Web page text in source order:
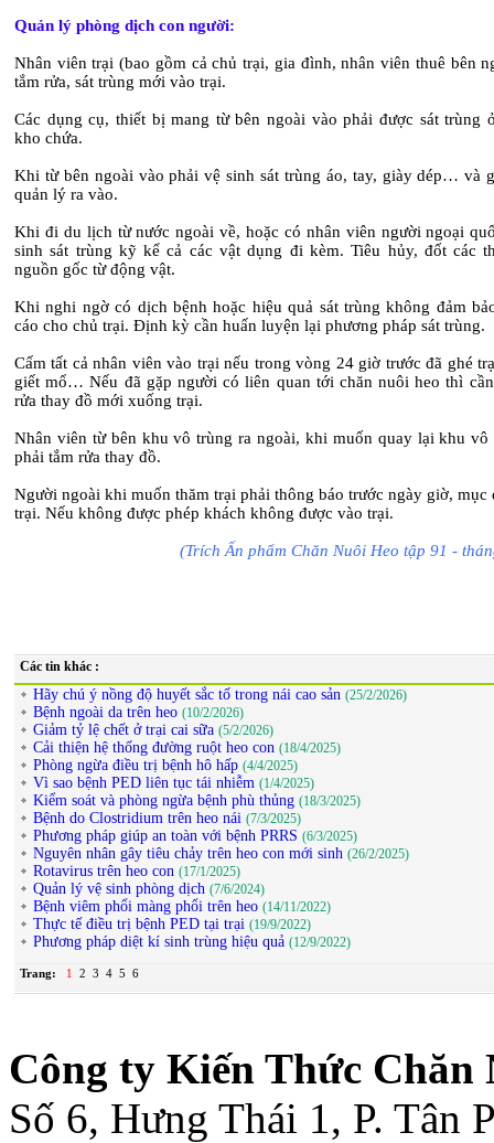
Quản lý phòng dịch con người:
Nhân viên trại (bao gồm cả chủ trại, gia đình, nhân viên thuê bên
tắm rửa, sát trùng mới vào trại.
Các dụng cụ, thiết bị mang từ bên ngoài vào phải được sát trùng
kho chứa.
Khi từ bên ngoài vào phải vệ sinh sát trùng áo, tay, giày dép… và
quản lý ra vào.
Khi đi du lịch từ nước ngoài về, hoặc có nhân viên người ngoại
sinh sát trùng kỹ kể cả các vật dụng đi kèm. Tiêu hủy, đốt các
nguồn gốc từ động vật.
Khi nghi ngờ có dịch bệnh hoặc hiệu quả sát trùng không đảm
cáo cho chủ trại. Định kỳ cần huấn luyện lại phương pháp sát trùng.
Cấm tất cả nhân viên vào trại nếu trong vòng 24 giờ trước đã ghé
giết mổ… Nếu đã gặp người có liên quan tới chăn nuôi heo thì
rửa thay đồ mới xuống trại.
Nhân viên từ bên khu vô trùng ra ngoài, khi muốn quay lại khu vô
phải tắm rửa thay đồ.
Người ngoài khi muốn thăm trại phải thông báo trước ngày giờ, mục
trại. Nếu không được phép khách không được vào trại.
(Trích Ấn phẩm Chăn Nuôi Heo tập 91 -
Các tin khác :
Hãy chú ý nồng độ huyết sắc tố trong nái cao sản (25/2/2026)
Bệnh ngoài da trên heo (10/2/2026)
Giảm tỷ lệ chết ở trại cai sữa (5/2/2026)
Cải thiện hệ thống đường ruột heo con (18/4/2025)
Phòng ngừa điều trị bệnh hô hấp (4/4/2025)
Vì sao bệnh PED liên tục tái nhiễm (1/4/2025)
Kiểm soát và phòng ngừa bệnh phù thủng (18/3/2025)
Bệnh do Clostridium trên heo nái (7/3/2025)
Phương pháp giúp an toàn với bệnh PRRS (6/3/2025)
Nguyên nhân gây tiêu chảy trên heo con mới sinh (26/2/2025)
Rotavirus trên heo con (17/1/2025)
Quản lý vệ sinh phòng dịch (7/6/2024)
Bệnh viêm phổi màng phổi trên heo (14/11/2022)
Thực tế điều trị bệnh PED tại trại (19/9/2022)
Phương pháp diệt kí sinh trùng hiệu quả (12/9/2022)
Trang: 1 2 3 4 5 6
Công ty Kiến Thức Chăn
Số 6, Hưng Thái 1, P. Tân